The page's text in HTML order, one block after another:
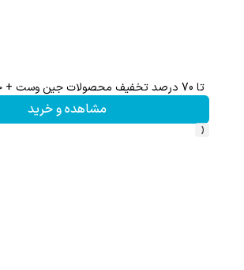
تا 70 درصد تخفیف محصولات جین وست + خرید در 4 قسط
مشاهده و خرید
‹